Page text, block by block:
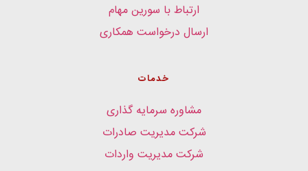
ارتباط با سورین مهام
ارسال درخواست همکاری
خدمات
مشاوره سرمایه گذاری
شرکت مدیریت صادرات
شرکت مدیریت واردات